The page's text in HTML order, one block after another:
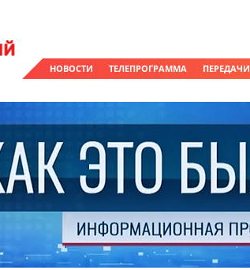
НОВОСТИ ТЕЛЕПРОГРАММА ПЕРЕДАЧИ